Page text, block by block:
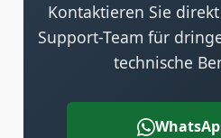
Kontaktieren Sie
Support-Team für
technische